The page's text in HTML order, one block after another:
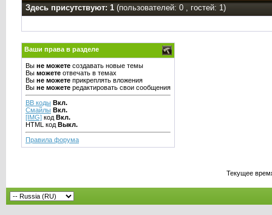
Здесь присутствуют: 1 (пользователей: 0 , гостей: 1)
Ваши права в разделе
Вы не можетесоздавать новые темы
Вы можетеотвечать в темах
Вы не можетеприкреплять вложения
Вы не можетередактировать свои сообщения
BB коды Вкл.
Смайлы Вкл.
[IMG]код Вкл.
HTML код Выкл.
Правила форума
Текущее